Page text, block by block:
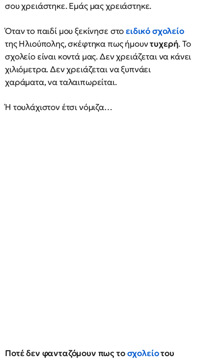
σου χρειάστηκε. Εμάς μας χρειάστηκε.
Όταν το παιδί μου ξεκίνησε στοειδικό σχολείο
της Ηλιούπολης, σκέφτηκα πως ήμουντυχερή. Το
σχολείο είναι κοντά μας. Δεν χρειάζεται να κάνει
χιλιόμετρα. Δεν χρειάζεται να ξυπνάει
χαράματα, να ταλαιπωρείται.
Ή τουλάχιστον έτσι νόμιζα…
Ποτέ δεν φανταζόμουν πως τοσχολείοτου